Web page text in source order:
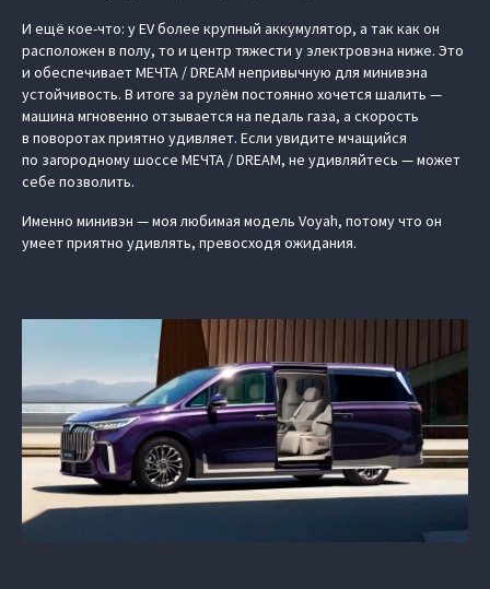
И ещё кое-что: у EV более крупный аккумулятор, а так как он
расположен в полу, то и центр тяжести у электровэна ниже. Это
и обеспечивает МЕЧТА / DREAM непривычную для минивэна
устойчивость. В итоге за рулём постоянно хочется шалить —
машина мгновенно отзывается на педаль газа, а скорость
в поворотах приятно удивляет. Если увидите мчащийся
по загородному шоссе МЕЧТА / DREAM, не удивляйтесь — может
себе позволить.
Именно минивэн — моя любимая модель Voyah, потому что он
умеет приятно удивлять, превосходя ожидания.